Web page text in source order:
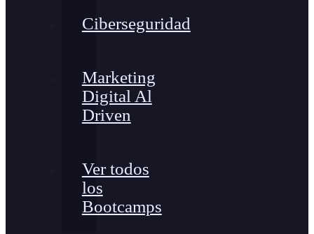
Ciberseguridad
Marketing
Digital Al
Driven
Ver todos
los
Bootcamps